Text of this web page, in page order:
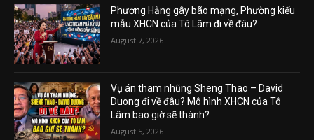
Phương Hằng gây bão mạng, Phường kiểu
mẫu XHCN của Tô Lâm đi về đâu?
August 7, 2026
Vụ án tham nhũng Sheng Thao – David
Duong đi về đâu? Mô hình XHCN của Tô
Lâm bao giờ sẽ thành?
August 5, 2026